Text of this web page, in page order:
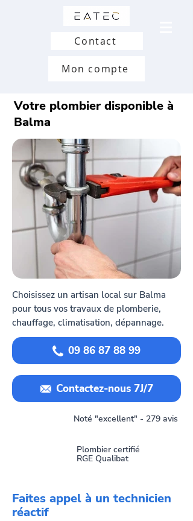
Contact
Mon compte
Votre plombier disponible à
Balma
Choisissez un artisan local sur Balma
pour tous vos travaux de plomberie,
chauffage, climatisation, dépannage.
09 86 87 88 99
Contactez-nous 7J/7
Noté "excellent" - 279 avis
Plombier certifié
RGE Qualibat
Faites appel à un technicien
réactif